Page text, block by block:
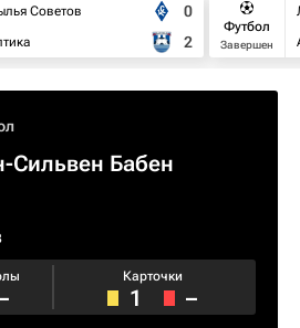
Советов
0
2
Футбол
Завершен
Сильвен Бабен
Карточки
1 –